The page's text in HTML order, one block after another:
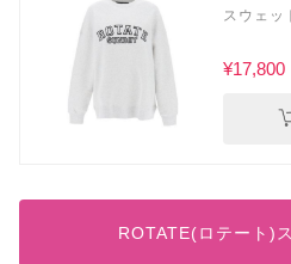
スウェッ
¥17,800
ROTATE(ロテート)